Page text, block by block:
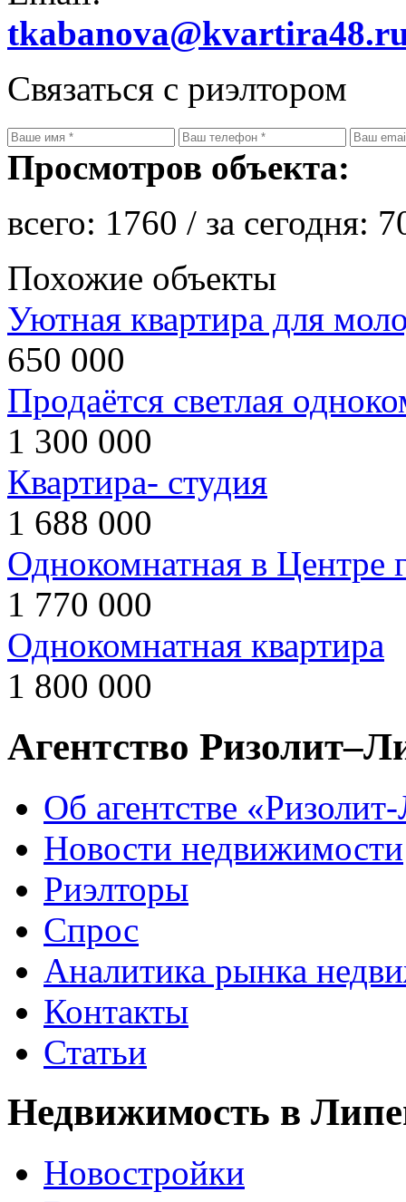
Связаться с риэлтором
Просмотров объекта:
всего: 1760 / за сегодня:
Похожие объекты
Уютная квартира для
650 000
Продаётся светлая
1 300 000
Квартира- студия
1 688 000
Однокомнатная в Центре
1 770 000
Однокомнатная квартира
1 800 000
Агентство
Об агентстве
Новости недвижимости
Риэлторы
Спрос
Аналитика рынка
Контакты
Статьи
Недвижимость в
Новостройки